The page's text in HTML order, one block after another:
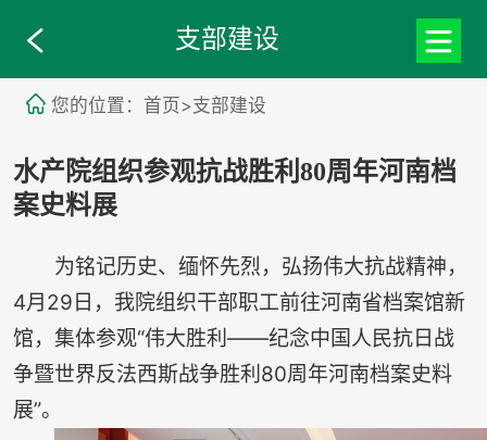
支部建设
您的位置：首页>支部建设
水产院组织参观抗战胜利80周年河南档
案史料展
为铭记历史、缅怀先烈，弘扬伟大抗战精神，
4月29日，我院组织干部职工前往河南省档案馆新
馆，集体参观“伟大胜利——纪念中国人民抗日战
争暨世界反法西斯战争胜利80周年河南档案史料
展”。